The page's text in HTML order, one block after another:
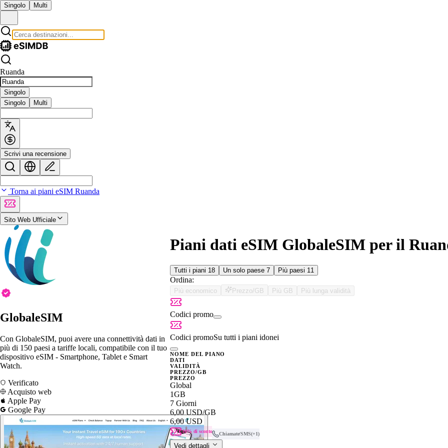
Singolo Multi
Ruanda
Singolo
Singolo
Multi
Scrivi una recensione
Torna ai piani eSIM Ruanda
Sito Web Ufficiale
GlobaleSIM
Con GlobaleSIM, puoi avere una connettività dati in
più di 150 paesi a tariffe locali, compatibile con il tuo
dispositivo eSIM - Smartphone, Tablet e Smart
Watch.
Verificato
Acquisto web
Apple Pay
Google Pay
Piani dati eSIM GlobaleSIM per il
Tutti i piani 18 Un solo paese 7 Più paesi 11
Ordina:
Più economico Prezzo/GB Più GB Più lunga validità
Codici promo
Codici promoSu tutti i piani idonei
NOME DEL PIANO
DATI
VALIDITÀ
PREZZO/GB
PREZZO
Global
1GB
7 Giorni
6,00 USD/GB
6,00 USD
10% di sconto Chiamate/SMS(+1)
Vedi dettagli